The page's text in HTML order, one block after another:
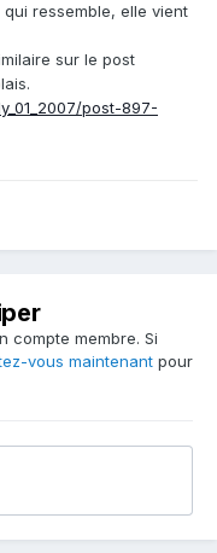
ressemble, elle vient
sur le post
post-897-
compte membre. Si
vous maintenant pour